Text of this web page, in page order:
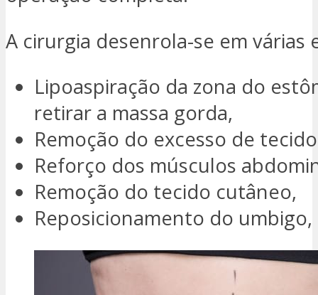
A cirurgia desenrola-se em várias
Lipoaspiração da zona do
retirar a massa gorda,
Remoção do excesso de
Reforço dos músculos
Remoção do tecido cutâneo,
Reposicionamento do